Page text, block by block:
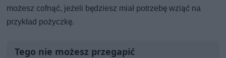
możesz cofnąć, jeżeli będziesz miał potrzebę wziąć na
przykład pożyczkę.
Tego nie możesz przegapić